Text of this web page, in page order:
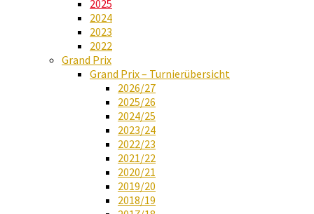
2025
2024
2023
2022
Grand Prix
Grand Prix – Turnierübersicht
2026/27
2025/26
2024/25
2023/24
2022/23
2021/22
2020/21
2019/20
2018/19